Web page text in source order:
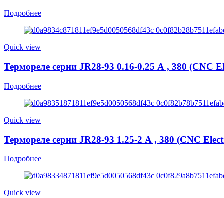
Подробнее
Quick view
Термореле серии JR28-93 0.16-0.25 А , 380 (CNC
Подробнее
Quick view
Термореле серии JR28-93 1.25-2 А , 380 (CNC
Подробнее
Quick view